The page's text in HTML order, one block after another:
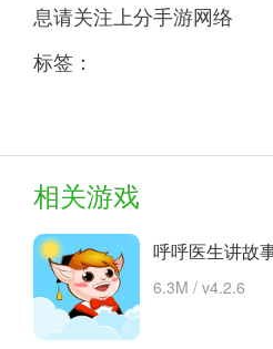
息请关注上分手游网络
标签：
相关游戏
6.3M / v4.2.6